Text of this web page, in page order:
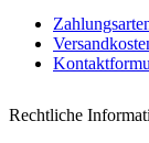
Rechtliche